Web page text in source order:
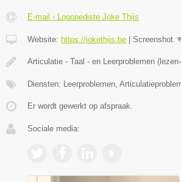
E-mail › Logopediste Joke Thijs
Website: https://jokethijs.be Screenshot ▼
Articulatie - Taal - en Leerproblemen
Diensten: Leerproblemen,
Er wordt gewerkt op afspraak.
Sociale media: